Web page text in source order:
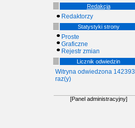
Redakcja
Redaktorzy
Statystyki strony
Proste
Graficzne
Rejestr zmian
Licznik odwiedzin
Witryna odwiedzona 142393
raz(y)
[Panel administracyjny]